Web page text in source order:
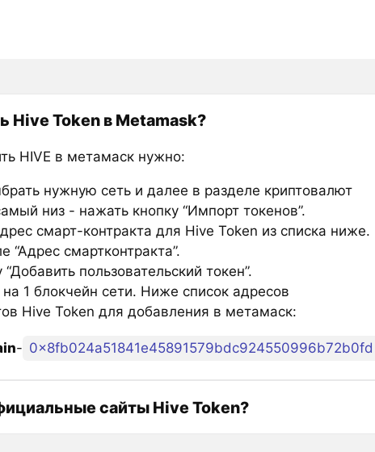
Hive Token в Metamask?
HIVE в метамаск нужно:
нужную сеть и далее в разделе криптовалют
низ - нажать кнопку “Импорт токенов”.
смарт-контракта для Hive Token из списка ниже.
“Адрес смартконтракта”.
пользовательский токен”.
на 1 блокчейн сети. Ниже список адресов
Hive Token для добавления в метамаск:
- 0x8fb024a51841e45891579bdc924550996b72b0fd
сайты Hive Token?